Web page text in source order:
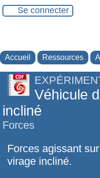
Se connecter
Accueil Ressources
Véhicule
incliné
Forces
Forces agissant
virage incliné.